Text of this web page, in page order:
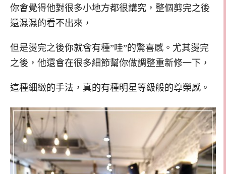
你會覺得他對很多小地方都很講究，整個剪完之後
還濕濕的看不出來，
但是燙完之後你就會有種”哇”的驚喜感。尤其燙完
之後，他還會在很多細節幫你做調整重新修一下，
這種細緻的手法，真的有種明星等級般的尊榮感。